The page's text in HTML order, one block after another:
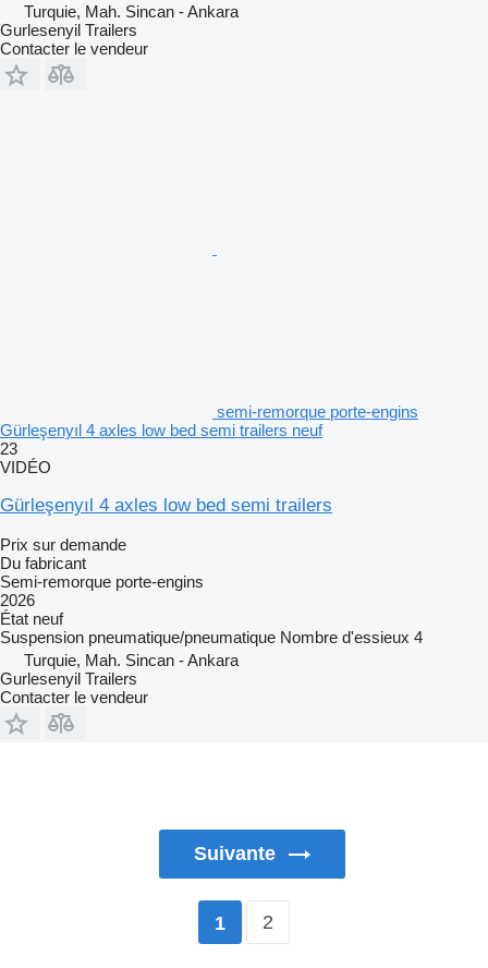
Turquie, Mah. Sincan - Ankara
Gurlesenyil Trailers
Contacter le vendeur
semi-remorque porte-engins
Gürleşenyıl 4 axles low bed semi trailers neuf
23
VIDÉO
Gürleşenyıl 4 axles low bed semi trailers
Prix sur demande
Du fabricant
Semi-remorque porte-engins
2026
État neuf
Suspension pneumatique/pneumatique Nombre d'essieux 4
Turquie, Mah. Sincan - Ankara
Gurlesenyil Trailers
Contacter le vendeur
Suivante
1 2